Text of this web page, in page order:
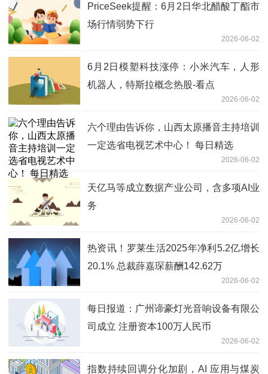
PriceSeek提醒：6月2日华北醋酸丁酯市
场行情弱势下行
2026-06-02
6月2日模塑科技涨停：小米汽车，人形
机器人，特斯拉概念热股-看点
2026-06-02
六个理由告诉你，山西太原播音主持培训
一定选省电视艺术中心！ 每日精选
2026-06-02
天亿马等成立数据产业公司，含多项AI业
务
2026-06-02
热资讯！罗莱生活2025年净利5.2亿增长
20.1% 总裁薛嘉琛薪酬142.62万
2026-06-02
每日报道：广州谛豪灯光音响设备有限公
司成立 注册资本100万人民币
2026-06-02
指数持续回调分化加剧，AI 应用与煤炭